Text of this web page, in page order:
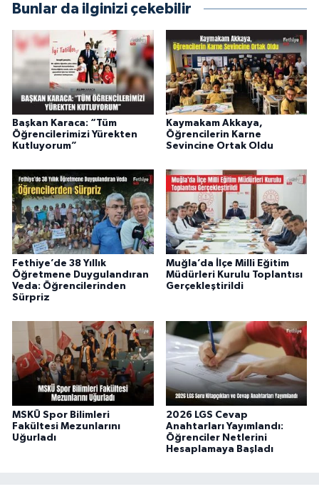
Bunlar da ilginizi çekebilir
Başkan Karaca: “Tüm
Öğrencilerimizi Yürekten
Kutluyorum”
Kaymakam Akkaya,
Öğrencilerin Karne
Sevincine Ortak Oldu
Fethiye’de 38 Yıllık
Öğretmene Duygulandıran
Veda: Öğrencilerinden
Sürpriz
Muğla’da İlçe Milli Eğitim
Müdürleri Kurulu Toplantısı
Gerçekleştirildi
MSKÜ Spor Bilimleri
Fakültesi Mezunlarını
Uğurladı
2026 LGS Cevap
Anahtarları Yayımlandı:
Öğrenciler Netlerini
Hesaplamaya Başladı